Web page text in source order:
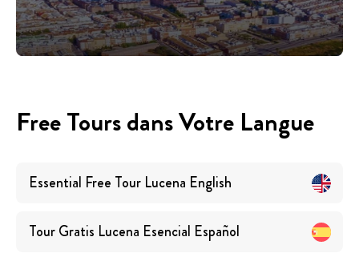
Free Tours dans Votre Langue
Essential Free Tour Lucena English
Tour Gratis Lucena Esencial Español